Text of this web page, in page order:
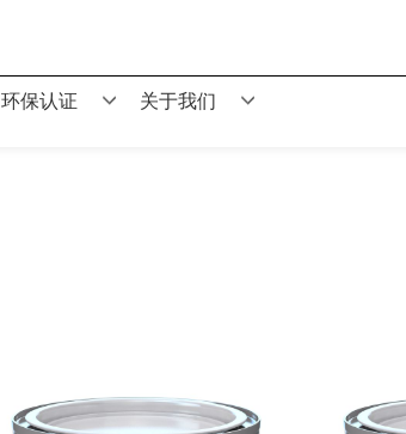
环保认证 关于我们